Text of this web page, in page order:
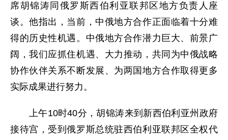
席胡锦涛同俄罗斯西伯利亚联邦区地方负责人座
谈。他指出，当前，中俄地方合作正面临着十分难
得的历史性机遇。中俄地方合作潜力巨大、前景广
阔，我们应抓住机遇、大力推动，共同为中俄战略
协作伙伴关系不断发展、为两国地方合作取得更多
实际成果进行努力。
上午10时40分，胡锦涛来到新西伯利亚州政府
接待宫，受到俄罗斯总统驻西伯利亚联邦区全权代